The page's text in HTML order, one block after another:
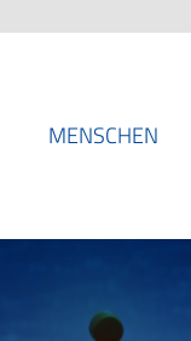
MENSCHEN